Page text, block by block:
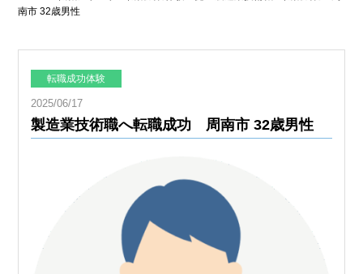
南市 32歳男性
転職成功体験
2025/06/17
製造業技術職へ転職成功 周南市 32歳男性